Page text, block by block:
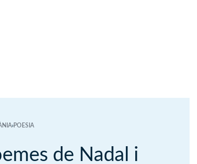
›POESIA
de Nadal i